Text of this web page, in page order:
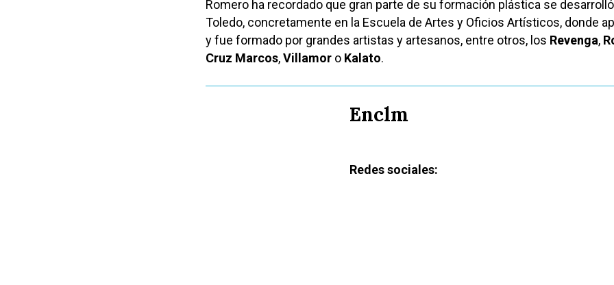
Romero ha recordado que gran parte de su formación plástica se
Toledo, concretamente en la Escuela de Artes y Oficios Artísticos, donde
y fue formado por grandes artistas y artesanos, entre otros, los Revenga,
Cruz Marcos,Villamor o Kalato.
Enclm
Redes sociales: